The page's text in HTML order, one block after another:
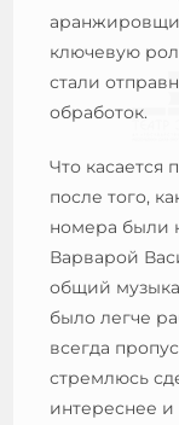
ключевую
стали
обработок.
Что касается
после того,
номера были
Варварой
общий
было легче
всегда
стремлюсь
интереснее и